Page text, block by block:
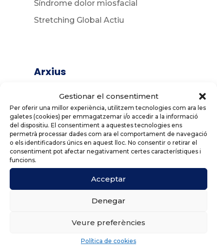
Gestionar el consentiment
Per oferir una millor experiència, utilitzem tecnologies com ara les
galetes (cookies) per emmagatzemar i/o accedir a la informació
del dispositiu. El consentiment a aquestes tecnologies ens
permetrà processar dades com ara el comportament de navegació
o els identificadors únics en aquest lloc. No consentir o retirar el
consentiment pot afectar negativament certes característiques i
funcions.
Acceptar
Denegar
Veure preferències
Política de cookies
Síndrome dolor miosfacial
Stretching Global Actiu
Arxius
juny 2023
maig 2023
abril 2023
març 2023
gener 2023
octubre 2022